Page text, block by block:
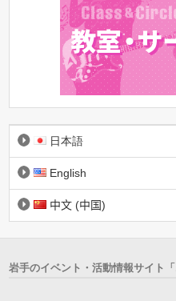
日本語
English
中文 (中国)
岩手のイベント・活動情報サイト「